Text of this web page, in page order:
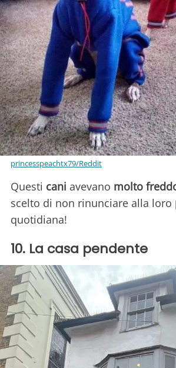
princesspeachtx79/Reddit
Questi cani avevano molto
scelto di non rinunciare alla loro
quotidiana!
10. La casa pendente